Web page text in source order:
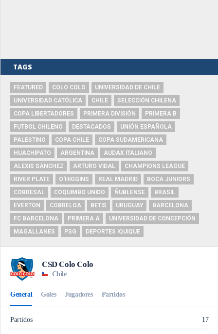
TAGS
FEATURED COLO COLO
UNIVERSIDAD DE CHILE
UNIVERSIDAD CATÓLICA
CHILE
SELECCIÓN CHILENA
COPA LIBERTADORES
PRIMERA DIVISIÓN
PRIMERA B
FUTBOL CHILENO
DESTACADOS
UNIÓN ESPAÑOLA
PALESTINO
COPA CHILE
COPA SUDAMERICANA
HUACHIPATO
ARGENTINA
AUDAX ITALIANO
ALEXIS SÁNCHEZ
ARTURO VIDAL
CHAMPIONS LEAGUE
RIVER PLATE
O'HIGGINS REAL MADRID
BOCA JUNIORS
COBRESAL
COQUIMBO UNIDO ÑUBLENSE
BRASIL
EVERTON
COBRELOA BETIS URUGUAY
BARCELONA
FC BARCELONA
PRIMERA A
UNIVERSIDAD DE CONCEPCIÓN
MAGALLANES
PSG DEPORTES IQUIQUE